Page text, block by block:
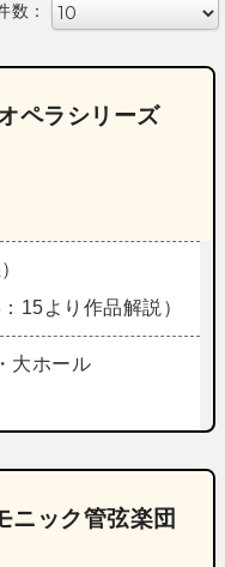
数：
ペラシリーズ
15より作品解説）
大ホール
ニック管弦楽団